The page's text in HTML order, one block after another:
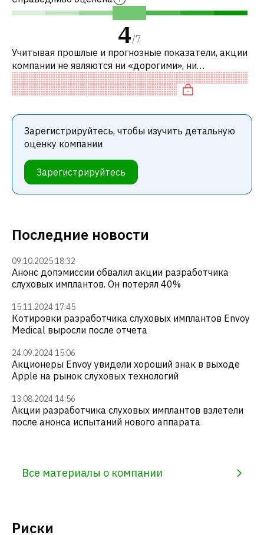
Последние новости
09.10.2025 18:32
Анонс допэмиссии обвалил акции разработчика
слуховых имплантов. Он потерял 40%
15.11.2024 17:45
Котировки разработчика слуховых имплантов Envoy
Medical выросли после отчета
24.09.2024 15:06
Акционеры Envoy увидели хороший знак в выходе
Apple на рынок слуховых технологий
13.08.2024 14:56
Акции разработчика слуховых имплантов взлетели
после анонса испытаний нового аппарата
Все материалы о компании
Риски
4/7
Учитывая прошлые и прогнозные показатели, акции
компании не являются ни «дорогими», ни
«дешевыми» по сравнению с аналогичными
компаниями. В частности, акция нейтрально оц
Зарегистрируйтесь, чтобы изучить детальную
оценку компании
Зарегистрируйтесь